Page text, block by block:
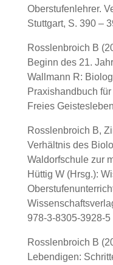
Oberstufenlehrer.
Stuttgart, S. 390 –
Rosslenbroich B
Beginn des 21.
Wallmann R:
Praxishandbuch
Freies
Rosslenbroich B,
Verhältnis des
Waldorfschule zur
Hüttig W (Hrsg.):
978-3-8305-3928-5
Rosslenbroich B
Lebendigen: